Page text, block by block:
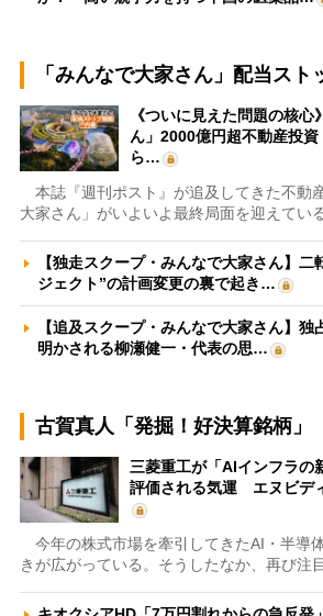
「みんなで大家さん」配当スト
《ついに見えた問題の核心
ん」2000億円超不動産投資
ら…
本誌『週刊ポスト』が追及してきた不動
大家さん」がいよいよ最終局面を迎えてい
【独走スクープ・みんなで大家さん】二
ジェクト”の計画変更の裏で起き…
【追及スクープ・みんなで大家さん】独
明かされる柳瀬健一・代表の思…
古賀真人「発掘！好決算銘柄」
三菱重工が「AIインフラの
評価される気運 エヌビデ
今年の株式市場を牽引してきたAI・半導
きが広がっている。そうしたなか、再び注